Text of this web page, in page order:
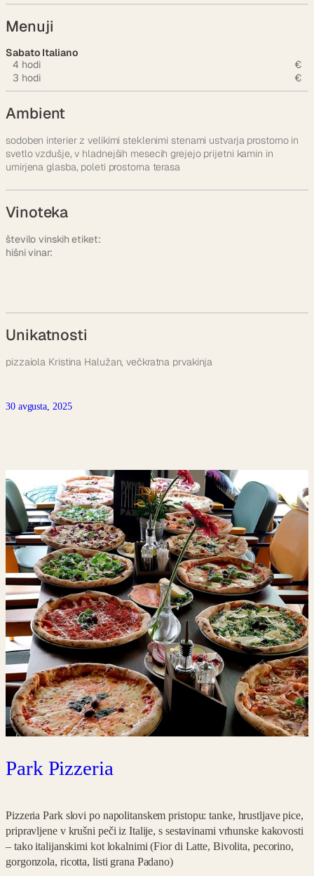
Menuji
Sabato Italiano
4 hodi
3 hodi
€
€
Ambient
sodoben interier z velikimi steklenimi stenami ustvarja prostorno in
svetlo vzdušje, v hladnejših mesecih grejejo prijetni kamin in
umirjena glasba, poleti prostorna terasa
Vinoteka
število vinskih etiket:
hišni vinar:
Unikatnosti
pizzaiola Kristina Halužan, večkratna prvakinja
30 avgusta, 2025
Park Pizzeria
Pizzeria Park slovi po napolitanskem pristopu: tanke, hrustljave pice,
pripravljene v krušni peči iz Italije, s sestavinami vrhunske kakovosti
– tako italijanskimi kot lokalnimi (Fior di Latte, Bivolita, pecorino,
gorgonzola, ricotta, listi grana Padano)